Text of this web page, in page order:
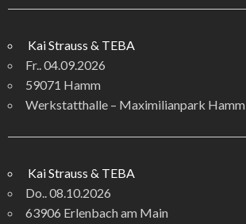
Kai Strauss & TEBA
Fr.. 04.09.2026
59071 Hamm
Werkstatthalle – Maximilianpark Hamm
Kai Strauss & TEBA
Do.. 08.10.2026
63906 Erlenbach am Main